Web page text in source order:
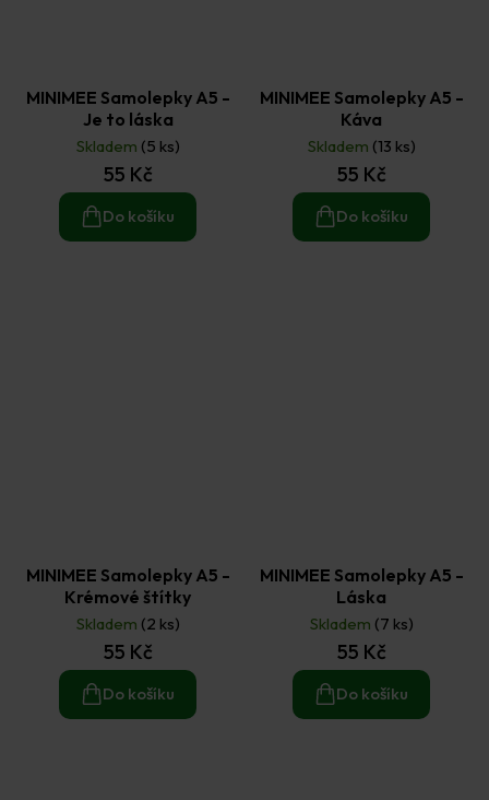
MINIMEE Samolepky A5 -
Je to láska
Skladem (5 ks)
55 Kč
Do košíku
MINIMEE Samolepky A5 -
Káva
Skladem (13 ks)
55 Kč
Do košíku
MINIMEE Samolepky A5 -
Krémové štítky
Skladem (2 ks)
55 Kč
Do košíku
MINIMEE Samolepky A5 -
Láska
Skladem (7 ks)
55 Kč
Do košíku